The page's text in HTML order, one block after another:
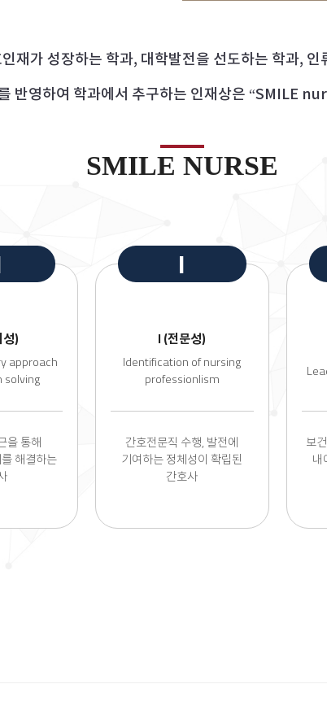
재가 성장하는 학과, 대학발전을 선도하는 학과,
반영하여 학과에서 추구하는 인재상은 “SMILE
SMILE NURSE
)
approach
solving
을 통해
해결하는
I
I (전문성)
Identification of nursing
professionlism
간호전문직 수행, 발전에
기여하는 정체성이 확립된
간호사
보
내